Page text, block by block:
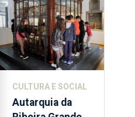
violência
doméstica,
através
da
promoção
competências
pessoais,
CULTURA E SOCIAL
Autarquia da